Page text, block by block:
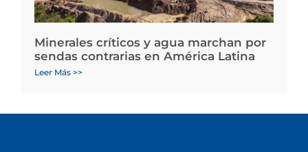
Minerales críticos y agua marchan por
sendas contrarias en América Latina
Leer Más >>